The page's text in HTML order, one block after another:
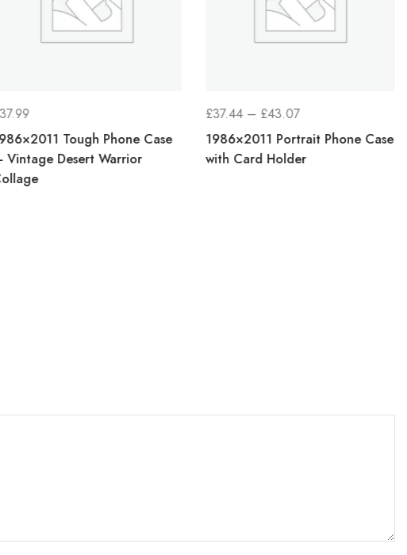
37.99
Tough Phone Case
Vintage Desert Warrior
£37.44 – £43.07ДИАПАЗОН
ЦЕН:
£37.44
1986×2011 Portrait Phone Case
with Card Holder